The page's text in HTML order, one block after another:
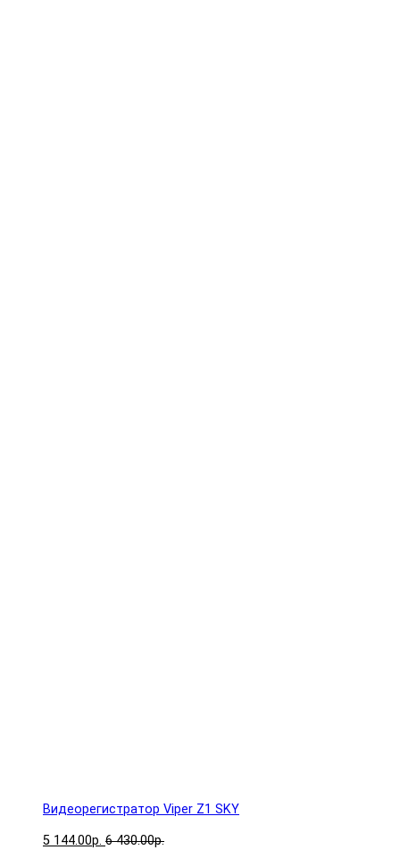
Видеорегистратор Viper Z1 SKY
5 144.00р. 6 430.00р.